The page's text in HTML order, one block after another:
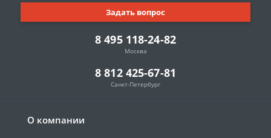
О компании
8 495 118-24-82
Москва
8 812 425-67-81
Санкт-Петербург
Задать вопрос